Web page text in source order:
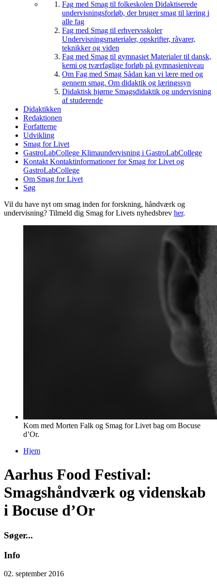
Fag med Smag til folkeskolen Didaktiserede
undervisningsforløb, der bruger smag til læring i
alle fag
Fag med Smag til erhvervsskoler
Undervisningsmaterialer, opskrifter, råvarer,
teknikker og viden
Fag med Smag til gymnasiet Materialer til dansk,
kemi og tværfaglige forløb på gymnasieniveau
Om Fag med Smag Sådan kan vi lære med og
gennem smag. Om didaktik og læringssyn
Didaktisk hjørne Smagsdidaktik og undervisning
af studerende
Didaktikken
Redaktionen
Forfatterne
Udvikling
Smag for Livet
GastroLabCollege Klimaundervisning i GastroLabCollege
Kontakt Kontaktinformationer for Smag for Livet og
GastroLabCollege
Om Smag for Livet
Søg
Vil du have nyt om smag inden for forskning, håndværk og
undervisning? Tilmeld dig Smag for Livets nyhedsbrev her.
Kom med Morten Falk og Smag for Livet bag om Bocuse
d’Or.
Hjem
Aarhus Food Festival:
Smagshåndværk og videnskab
i Bocuse d’Or
Søger...
Info
02. september 2016